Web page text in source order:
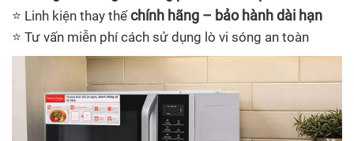
⭐ Linh kiện thay thếchính hãng – bảo hành dài hạn
⭐ Tư vấn miễn phí cách sử dụng lò vi sóng an toàn